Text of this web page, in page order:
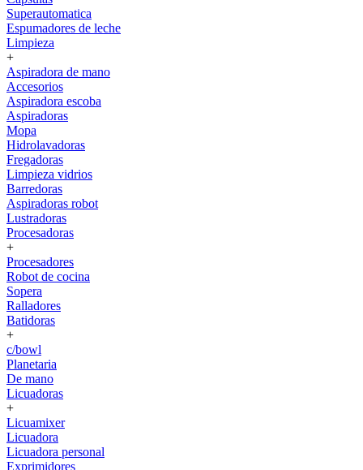
Superautomatica
Espumadores de leche
Limpieza
+
Aspiradora de mano
Accesorios
Aspiradora escoba
Aspiradoras
Mopa
Hidrolavadoras
Fregadoras
Limpieza vidrios
Barredoras
Aspiradoras robot
Lustradoras
Procesadoras
+
Procesadores
Robot de cocina
Sopera
Ralladores
Batidoras
+
c/bowl
Planetaria
De mano
Licuadoras
+
Licuamixer
Licuadora
Licuadora personal
Exprimidores